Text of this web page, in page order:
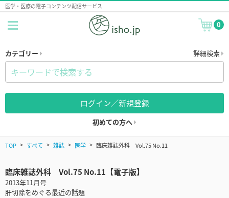
医学・医療の電子コンテンツ配信サービス
0
カテゴリー 詳細検索
ログイン／新規登録
初めての方へ
TOP すべて 雑誌 医学 臨床雑誌外科 Vol.75 No.11
臨床雑誌外科 Vol.75 No.11【電子版】
2013年11月号
肝切除をめぐる最近の話題